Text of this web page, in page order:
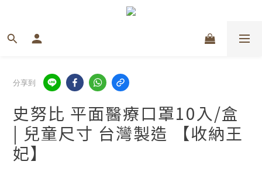
分享到
史努比 平面醫療口罩10入/盒
| 兒童尺寸 台灣製造 【收納王
妃】